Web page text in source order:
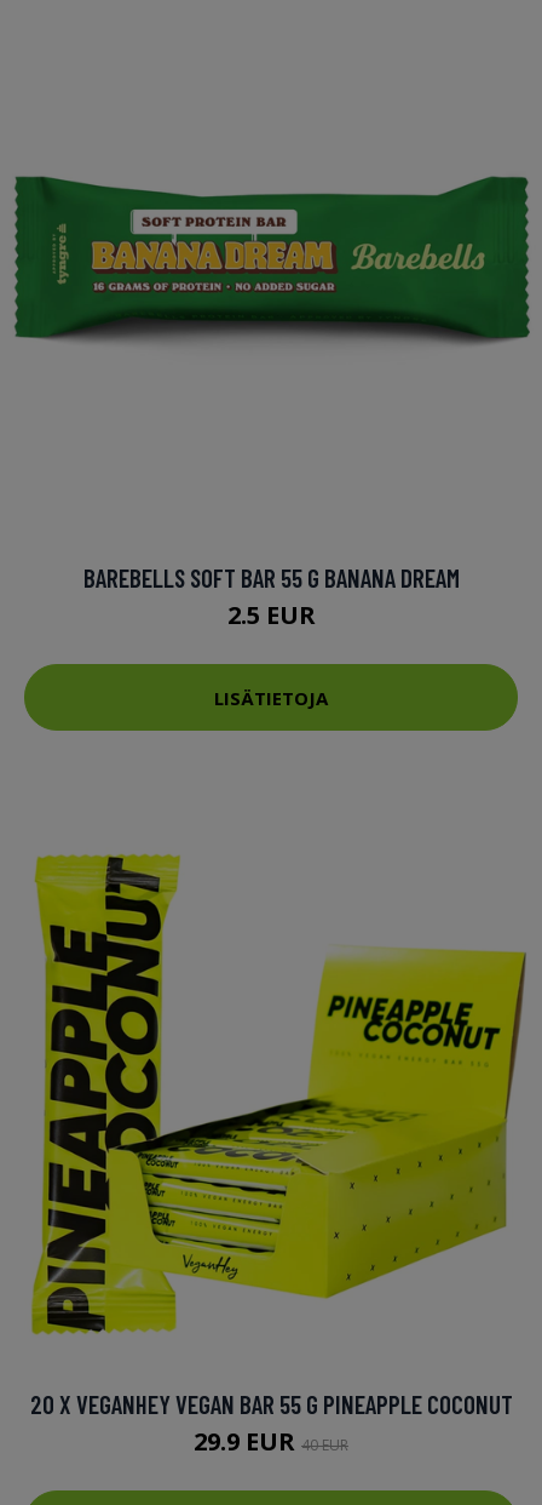
BAREBELLS SOFT BAR 55 G BANANA DREAM
2.5 EUR
LISÄTIETOJA
20 X VEGANHEY VEGAN BAR 55 G PINEAPPLE COCONUT
29.9 EUR 40 EUR